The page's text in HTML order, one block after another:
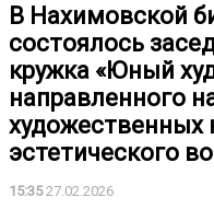
В Нахимовской
состоялось
кружка «Юный
направленного
художественных
эстетического
15:3527.02.2026